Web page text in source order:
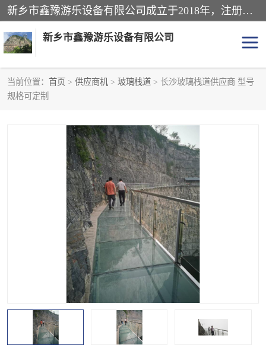
新乡市鑫豫游乐设备有限公司成立于2018年，注册地位于河南省。经营范围包括游乐设备、滑索、滑道、空中自行车、吊桥、拓展器材、攀岩器材、趣桥、悬崖秋千、网红桥、儿童乐园设备、水上乐园设备、丛林穿越设备、音乐呐喊设备、轨道滑车、栈道、玻璃滑道、观景平台、景观包装的设计、制造、销售、安装、维修，景区策划服务。
新乡市鑫豫游乐设备有限公司
当前位置： 首页 > 供应商机 > 玻璃栈道 > 长沙玻璃栈道供应商 型号
规格可定制
游乐设备
儿童乐园设备
水上乐园设备
攀岩器材
空中自行车
玻璃滑道
网红桥
丛林穿越设备
音乐呐喊设备